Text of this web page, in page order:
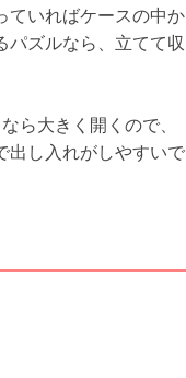
ていればケースの中か
パズルなら、立てて収
ら大きく開くので、
出し入れがしやすいで